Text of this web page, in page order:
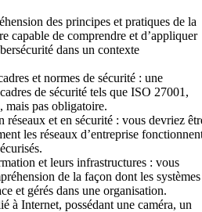
des principes et pratiques de la
capable de comprendre et d’appliquer
dans un contexte
et normes de sécurité : une
de sécurité tels que ISO 27001,
mais pas obligatoire.
réseaux et en sécurité : vous devriez
les réseaux d’entreprise
et leurs infrastructures : vous
de la façon dont les systèmes
et gérés dans une organisation.
à Internet, possédant une caméra, un